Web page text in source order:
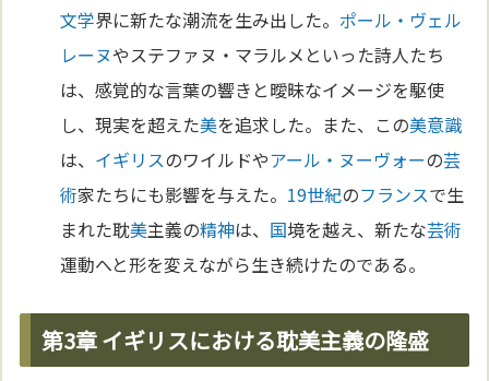
文学界に新たな潮流を生み出した。 ポール・ヴェル
レーヌやステファヌ・マラルメといった詩人たち
は、感覚的な言葉の響きと曖昧なイメージを駆使
し、現実を超えた美を追求した。また、この美意識
は、 イギリスのワイルドやアール・ヌーヴォーの芸
術家たちにも影響を与えた。 19世紀のフランスで生
まれた耽美主義の精神は、 国境を越え、新たな芸術
運動へと形を変えながら生き続けたのである。
第3章 イギリスにおける耽美主義の隆盛